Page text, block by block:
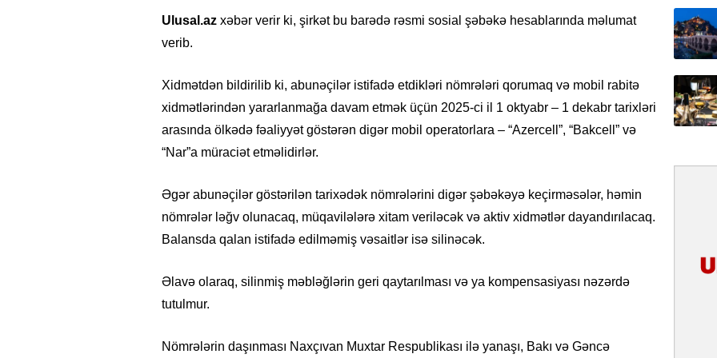
Ulusal.az xəbər verir ki, şirkət bu barədə rəsmi sosial şəbəkə hesablarında məlumat
verib.
Xidmətdən bildirilib ki, abunəçilər istifadə etdikləri nömrələri qorumaq və mobil rabitə
xidmətlərindən yararlanmağa davam etmək üçün 2025-ci il 1 oktyabr – 1 dekabr tarixləri
arasında ölkədə fəaliyyət göstərən digər mobil operatorlara – “Azercell”, “Bakcell” və
“Nar”a müraciət etməlidirlər.
Əgər abunəçilər göstərilən tarixədək nömrələrini digər şəbəkəyə keçirməsələr, həmin
nömrələr ləğv olunacaq, müqavilələrə xitam veriləcək və aktiv xidmətlər dayandırılacaq.
Balansda qalan istifadə edilməmiş vəsaitlər isə silinəcək.
Əlavə olaraq, silinmiş məbləğlərin geri qaytarılması və ya kompensasiyası nəzərdə
tutulmur.
Nömrələrin daşınması Naxçıvan Muxtar Respublikası ilə yanaşı, Bakı və Gəncə
İlin ilk
çox
Yeni